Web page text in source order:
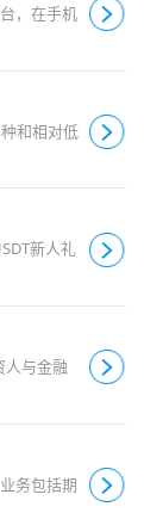
，在手机
和相对低
新人礼
与金融
务包括期